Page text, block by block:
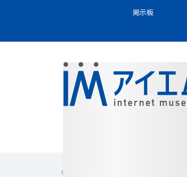
掲示板
Copyright(C)1996-2026 Internet Museum